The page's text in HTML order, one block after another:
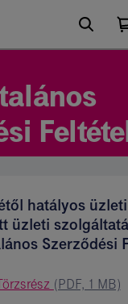
hatályos
üzleti
Szerződési
(PDF, 1 MB)